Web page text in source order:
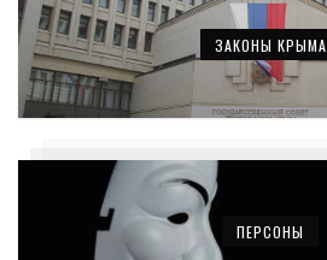
ЗАКОНЫ КРЫМА
ПЕРСОНЫ